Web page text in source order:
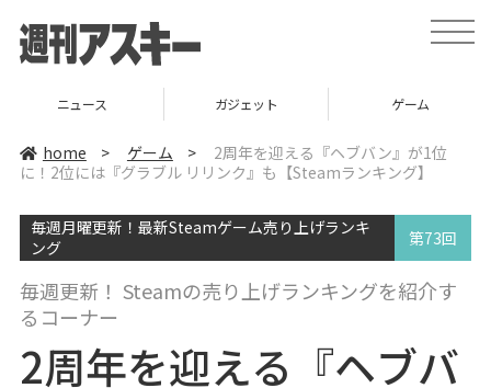
t
o
i
o
ニュース ガジェット ゲーム
home > ゲーム >
2周年を迎える『ヘブバン』が1位
に！2位には『グラブル リリンク』も【Steamランキング】
毎週月曜更新！最新Steamゲーム売り上げランキ
ング
第73回
毎週更新！ Steamの売り上げランキングを紹介す
るコーナー
2周年を迎える『ヘブバ